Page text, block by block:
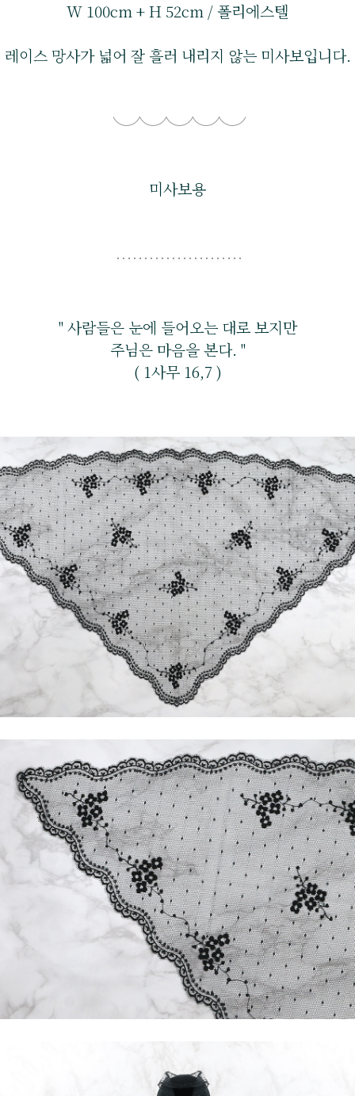
W 100cm + H 52cm / 폴리에스텔
레이스 망사가 넓어 잘 흘러 내리지 않는 미사보입니다.
미사보용
" 사람들은 눈에 들어오는 대로 보지만
주님은 마음을 본다. "
( 1사무 16,7 )